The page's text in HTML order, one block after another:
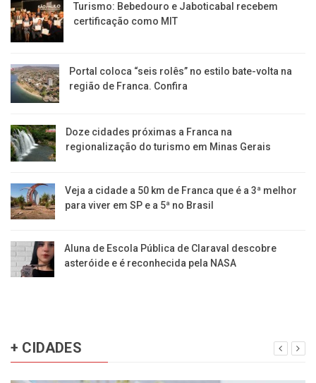
Turismo: Bebedouro e Jaboticabal recebem
certificação como MIT
Portal coloca “seis rolês” no estilo bate-volta na
região de Franca. Confira
​Doze cidades próximas a Franca na
regionalização do turismo em Minas Gerais
Veja a cidade a 50 km de Franca que é a 3ª melhor
para viver em SP e a 5ª no Brasil
Aluna de Escola Pública de Claraval descobre
asteróide e é reconhecida pela NASA
+ CIDADES